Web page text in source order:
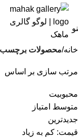
خانه محصولات برچسب
مرتب سازی بر اساس
محبوبیت
متوسط امتیاز
جدیدترین
قیمت: کم به زیاد